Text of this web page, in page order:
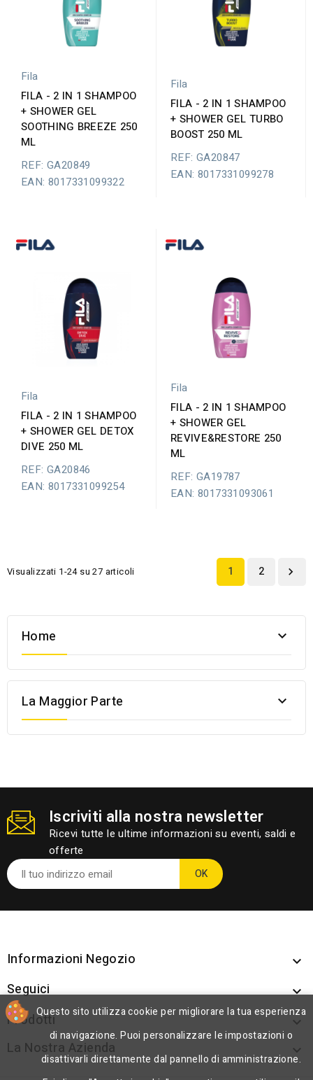
Fila
FILA - 2 IN 1 SHAMPOO
+ SHOWER GEL
SOOTHING BREEZE 250
ML
REF: GA20849
EAN: 8017331099322
Fila
FILA - 2 IN 1 SHAMPOO
+ SHOWER GEL TURBO
BOOST 250 ML
REF: GA20847
EAN: 8017331099278
Fila
FILA - 2 IN 1 SHAMPOO
+ SHOWER GEL DETOX
DIVE 250 ML
REF: GA20846
EAN: 8017331099254
Fila
FILA - 2 IN 1 SHAMPOO
+ SHOWER GEL
REVIVE&RESTORE 250
ML
REF: GA19787
EAN: 8017331093061
Visualizzati 1-24 su 27 articoli 1 2 
Home 
La Maggior Parte 
Iscriviti alla nostra newsletter
Ricevi tutte le ultime informazioni su eventi, saldi e
offerte
Informazioni Negozio 
Seguici 
Prodotti 
La Nostra Azienda 
Questo sito utilizza cookie per migliorare la tua esperienza
di navigazione. Puoi personalizzare le impostazioni o
disattivarli direttamente dal pannello di amministrazione.